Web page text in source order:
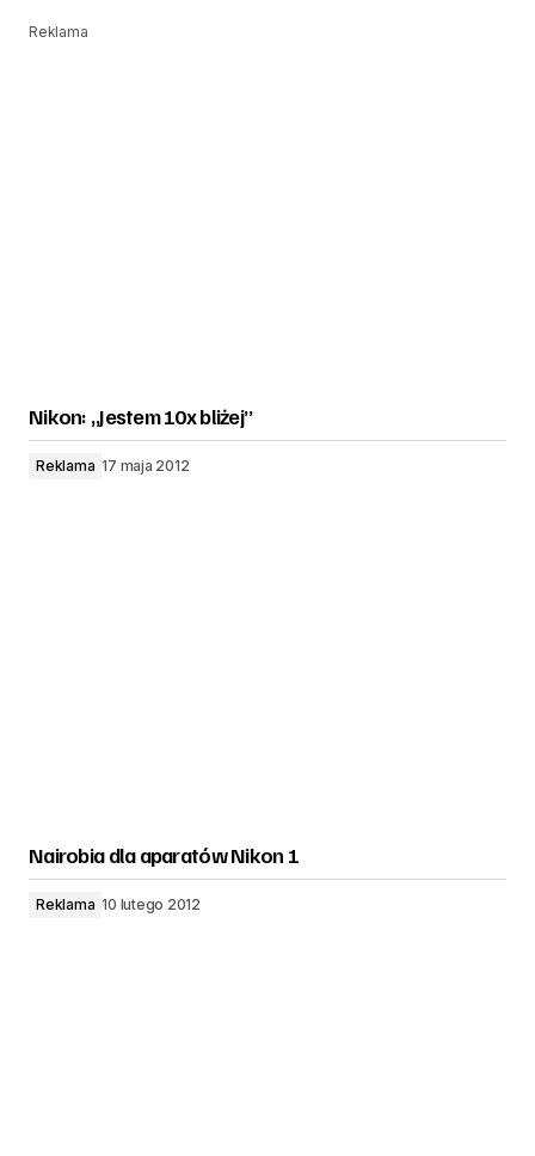
Reklama
Nikon: „Jestem 10x bliżej”
Reklama 17 maja 2012
Nairobia dla aparatów Nikon 1
Reklama 10 lutego 2012